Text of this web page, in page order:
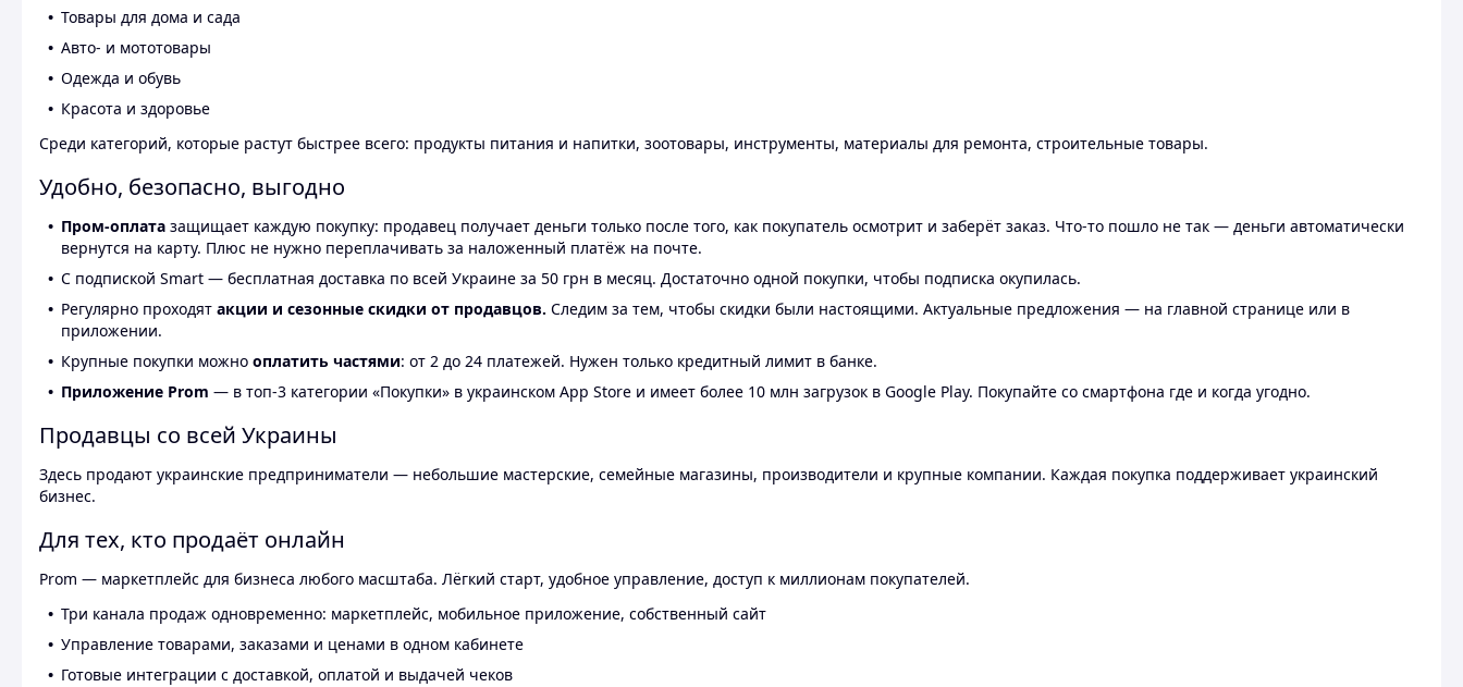
Товары для дома и сада
Авто- и мототовары
Одежда и обувь
Красота и здоровье
Среди категорий, которые растут быстрее всего: продукты питания и напитки, зоотовары, инструменты, материалы для ремонта, строительные товары.
Удобно, безопасно, выгодно
Пром-оплата защищает каждую покупку: продавец получает деньги только после того, как покупатель осмотрит и заберёт заказ. Что-то пошло не так — деньги автоматически
вернутся на карту. Плюс не нужно переплачивать за наложенный платёж на почте.
С подпиской Smart — бесплатная доставка по всей Украине за 50 грн в месяц. Достаточно одной покупки, чтобы подписка окупилась.
Регулярно проходят акции и сезонные скидки от продавцов. Следим за тем, чтобы скидки были настоящими. Актуальные предложения — на главной странице или в
приложении.
Крупные покупки можно оплатить частями: от 2 до 24 платежей. Нужен только кредитный лимит в банке.
Приложение Prom — в топ-3 категории «Покупки» в украинском App Store и имеет более 10 млн загрузок в Google Play. Покупайте со смартфона где и когда угодно.
Продавцы со всей Украины
Здесь продают украинские предприниматели — небольшие мастерские, семейные магазины, производители и крупные компании. Каждая покупка поддерживает украинский
бизнес.
Для тех, кто продаёт онлайн
Prom — маркетплейс для бизнеса любого масштаба. Лёгкий старт, удобное управление, доступ к миллионам покупателей.
Три канала продаж одновременно: маркетплейс, мобильное приложение, собственный сайт
Управление товарами, заказами и ценами в одном кабинете
Готовые интеграции с доставкой, оплатой и выдачей чеков